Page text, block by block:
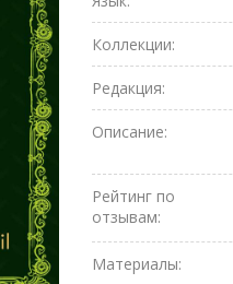
Коллекции:
Редакция:
Описание:
Рейтинг по
отзывам:
Материалы: